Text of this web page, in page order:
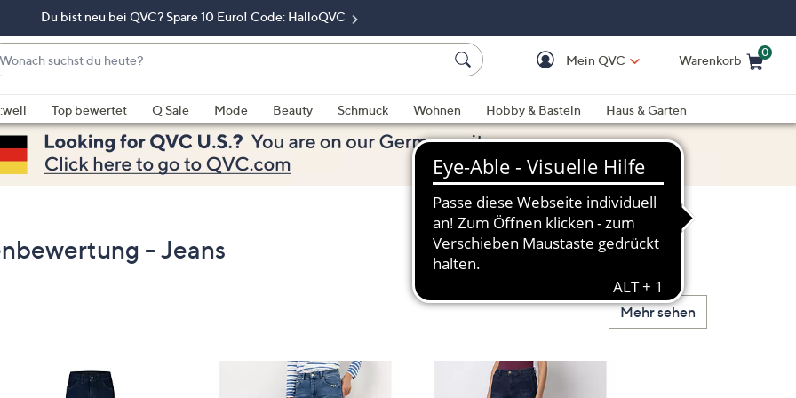
Du bist neu bei QVC? Spare 10 Euro! Code: HalloQVC
Mein QVC Warenkorb
0
Top bewertet Q Sale Mode Beauty Schmuck Wohnen Hobby & Basteln
Haus & Garten
- Jeans
Mehr sehen